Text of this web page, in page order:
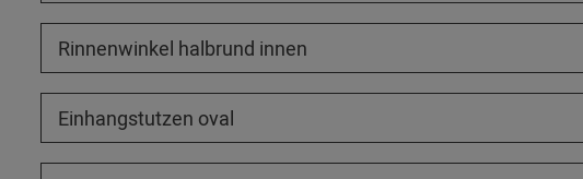
Rinnenwinkel halbrund innen
Einhangstutzen oval